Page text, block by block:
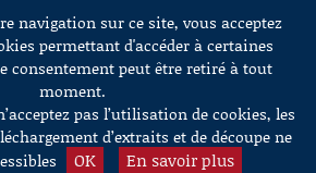
navigation sur ce site, vous acceptez
permettant d'accéder à certaines
consentement peut être retiré à tout
moment.
pas l’utilisation de cookies, les
d’extraits et de découpe ne
OK En savoir plus